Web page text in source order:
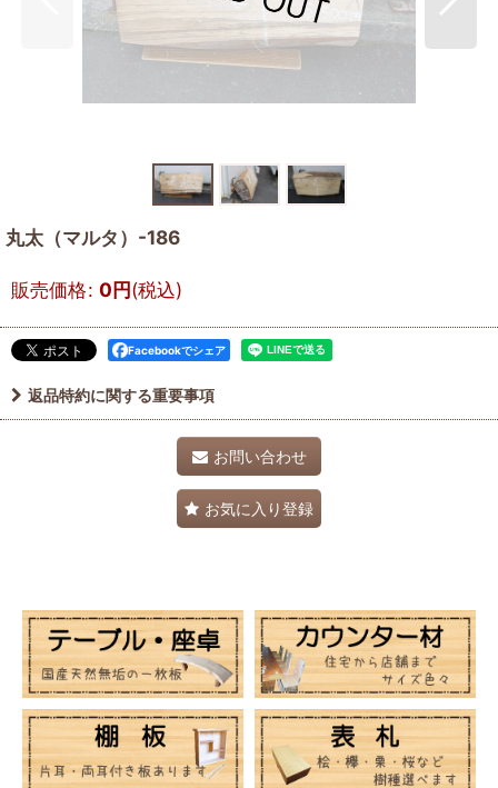
丸太（マルタ）-186
販売価格: 0円(税込)
Facebookでシェア
返品特約に関する重要事項
お問い合わせ
お気に入り登録